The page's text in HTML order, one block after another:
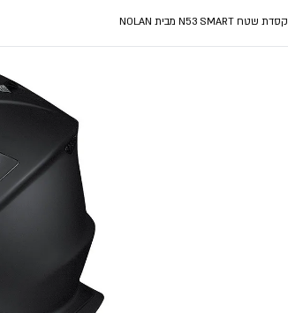
קסדת שטח N53 SMART מבית NOLAN